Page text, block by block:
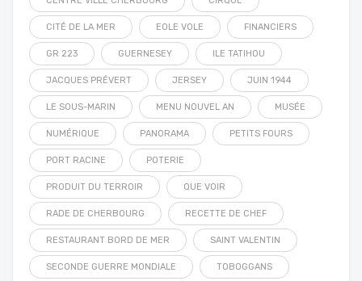
CITÉ DE LA MER EOLE VOLE FINANCIERS
GR 223 GUERNESEY ILE TATIHOU
JACQUES PRÉVERT JERSEY JUIN 1944
LE SOUS-MARIN MENU NOUVEL AN MUSÉE
NUMÉRIQUE PANORAMA PETITS FOURS
PORT RACINE POTERIE
PRODUIT DU TERROIR QUE VOIR
RADE DE CHERBOURG RECETTE DE CHEF
RESTAURANT BORD DE MER SAINT VALENTIN
SECONDE GUERRE MONDIALE TOBOGGANS